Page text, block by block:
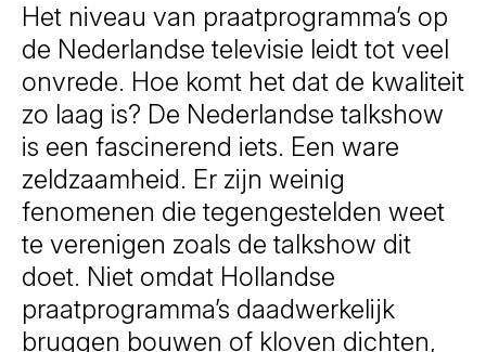
Het niveau van praatprogramma’s op
de Nederlandse televisie leidt tot veel
onvrede. Hoe komt het dat de kwaliteit
zo laag is? De Nederlandse talkshow
is een fascinerend iets. Een ware
zeldzaamheid. Er zijn weinig
fenomenen die tegengestelden weet
te verenigen zoals de talkshow dit
doet. Niet omdat Hollandse
praatprogramma’s daadwerkelijk
bruggen bouwen of kloven dichten,